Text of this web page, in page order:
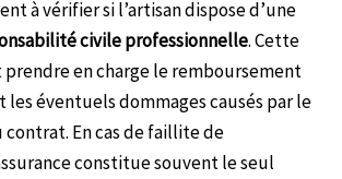
à vérifier si l’artisan dispose d’une
civile professionnelle. Cette
prendre en charge le remboursement
les éventuels dommages causés par le
En cas de faillite de
constitue souvent le seul